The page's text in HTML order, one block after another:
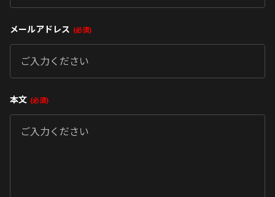
メールアドレス 必須
本文 必須